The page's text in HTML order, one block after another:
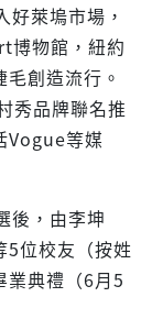
萊塢市場，
物館，紐約
創造流行。
秀品牌聯名推
Vogue等媒
後，由李坤
5位校友（按姓
業典禮（6月5